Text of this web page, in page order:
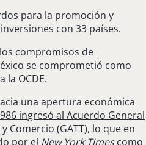
para la promoción y
con 33 países.
compromisos de
se comprometió como
la OCDE.
una apertura económica
ingresó al Acuerdo General
Comercio (GATT), lo que en
por el New York Timescomo